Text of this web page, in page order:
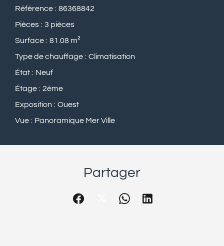
Référence
86368842
Pièces
3 pièces
Surface
81.08 m²
Type de chauffage
Climatisation
État
Neuf
Étage
2ème
Exposition
Ouest
Vue
Panoramique Mer Ville
Partager